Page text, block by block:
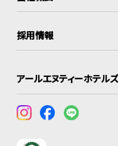
採用情報
アールエヌティーホテル